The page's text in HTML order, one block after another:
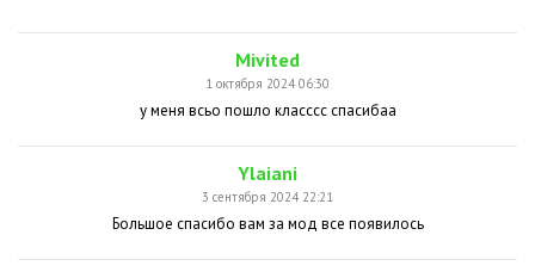
Mivited
1 октября 2024 06:30
у меня всьо пошло класссс спасибаа
Ylaiani
3 сентября 2024 22:21
Большое спасибо вам за мод все появилось